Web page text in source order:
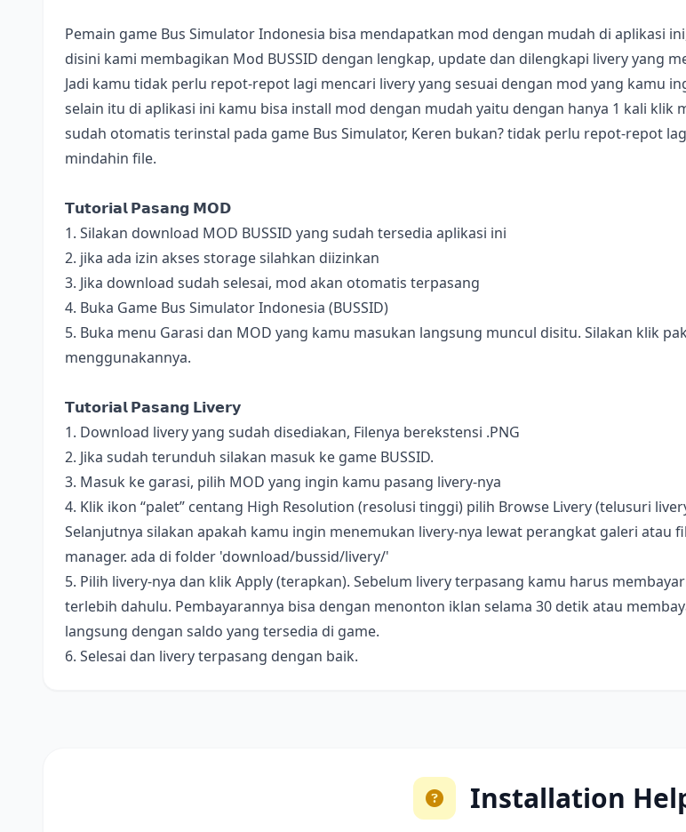
Pemain game Bus Simulator Indonesia bisa mendapatkan mod dengan mudah di aplikasi
disini kami membagikan Mod BUSSID dengan lengkap, update dan dilengkapi livery yang
Jadi kamu tidak perlu repot-repot lagi mencari livery yang sesuai dengan mod yang kamu
selain itu di aplikasi ini kamu bisa install mod dengan mudah yaitu dengan hanya 1 kali klik
sudah otomatis terinstal pada game Bus Simulator, Keren bukan? tidak perlu repot-repot
mindahin file.
𝗧𝘂𝘁𝗼𝗿𝗶𝗮𝗹 𝗣𝗮𝘀𝗮𝗻𝗴 𝗠𝗢𝗗
1. Silakan download MOD BUSSID yang sudah tersedia aplikasi ini
2. jika ada izin akses storage silahkan diizinkan
3. Jika download sudah selesai, mod akan otomatis terpasang
4. Buka Game Bus Simulator Indonesia (BUSSID)
5. Buka menu Garasi dan MOD yang kamu masukan langsung muncul disitu. Silakan klik
menggunakannya.
𝗧𝘂𝘁𝗼𝗿𝗶𝗮𝗹 𝗣𝗮𝘀𝗮𝗻𝗴 𝗟𝗶𝘃𝗲𝗿𝘆
1. Download livery yang sudah disediakan, Filenya berekstensi .PNG
2. Jika sudah terunduh silakan masuk ke game BUSSID.
3. Masuk ke garasi, pilih MOD yang ingin kamu pasang livery-nya
4. Klik ikon “palet” centang High Resolution (resolusi tinggi) pilih Browse Livery (telusuri
Selanjutnya silakan apakah kamu ingin menemukan livery-nya lewat perangkat galeri atau
manager. ada di folder 'download/bussid/livery/'
5. Pilih livery-nya dan klik Apply (terapkan). Sebelum livery terpasang kamu harus
terlebih dahulu. Pembayarannya bisa dengan menonton iklan selama 30 detik atau
langsung dengan saldo yang tersedia di game.
6. Selesai dan livery terpasang dengan baik.
Installation